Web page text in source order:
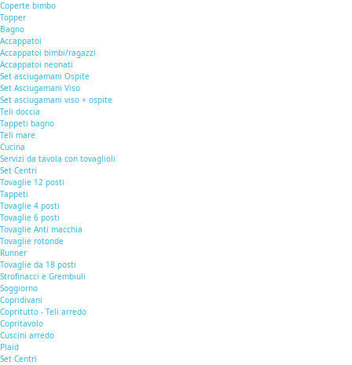
Coperte bimbo
Topper
Bagno
Accappatoi
Accappatoi bimbi/ragazzi
Accappatoi neonati
Set asciugamani Ospite
Set Asciugamani Viso
Set asciugamani viso + ospite
Teli doccia
Tappeti bagno
Teli mare
Cucina
Servizi da tavola con tovaglioli
Set Centri
Tovaglie 12 posti
Tappeti
Tovaglie 4 posti
Tovaglie 6 posti
Tovaglie Anti macchia
Tovaglie rotonde
Runner
Tovaglie da 18 posti
Strofinacci e Grembiuli
Soggiorno
Copridivani
Copritutto - Teli arredo
Copritavolo
Cuscini arredo
Plaid
Set Centri